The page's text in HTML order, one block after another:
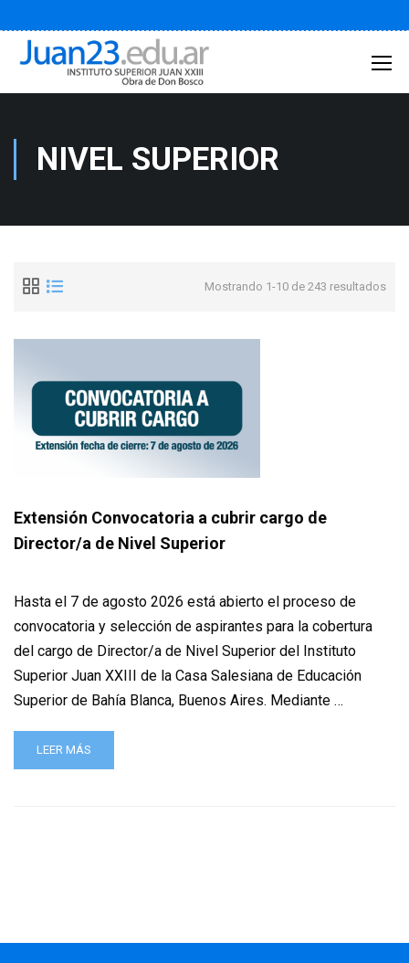
NIVEL SUPERIOR
Mostrando 1-10 de 243 resultados
Extensión Convocatoria a cubrir cargo de
Director/a de Nivel Superior
Hasta el 7 de agosto 2026 está abierto el proceso de
convocatoria y selección de aspirantes para la cobertura
del cargo de Director/a de Nivel Superior del Instituto
Superior Juan XXIII de la Casa Salesiana de Educación
Superior de Bahía Blanca, Buenos Aires. Mediante …
LEER MÁS